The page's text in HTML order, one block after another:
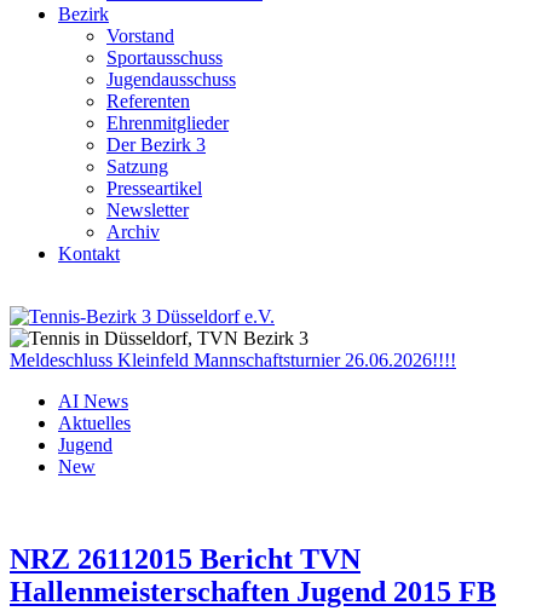
Bezirk
Vorstand
Sportausschuss
Jugendausschuss
Referenten
Ehrenmitglieder
Der Bezirk 3
Satzung
Presseartikel
Newsletter
Archiv
Kontakt
Meldeschluss Kleinfeld Mannschaftsturnier 26.06.2026!!!!
AI News
Aktuelles
Jugend
New
NRZ 26112015 Bericht TVN
Hallenmeisterschaften Jugend 2015 FB